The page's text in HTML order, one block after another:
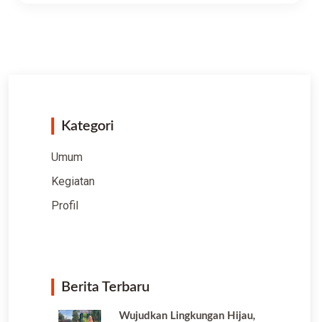
Kategori
Umum
Kegiatan
Profil
Berita Terbaru
Wujudkan Lingkungan Hijau,